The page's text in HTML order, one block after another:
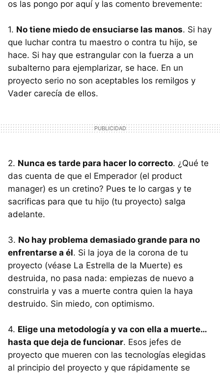
os las pongo por aquí y las comento brevemente:
1. No tiene miedo de ensuciarse las manos. Si hay
que luchar contra tu maestro o contra tu hijo, se
hace. Si hay que estrangular con la fuerza a un
subalterno para ejemplarizar, se hace. En un
proyecto serio no son aceptables los remilgos y
Vader carecía de ellos.
2. Nunca es tarde para hacer lo correcto. ¿Qué te
das cuenta de que el Emperador (el product
manager) es un cretino? Pues te lo cargas y te
sacrificas para que tu hijo (tu proyecto) salga
adelante.
3. No hay problema demasiado grande para no
enfrentarse a él. Si la joya de la corona de tu
proyecto (véase La Estrella de la Muerte) es
destruida, no pasa nada: empiezas de nuevo a
construirla y vas a muerte contra quien la haya
destruido. Sin miedo, con optimismo.
4. Elige una metodología y va con ella a muerte…
hasta que deja de funcionar. Esos jefes de
proyecto que mueren con las tecnologías elegidas
al principio del proyecto y que rápidamente se